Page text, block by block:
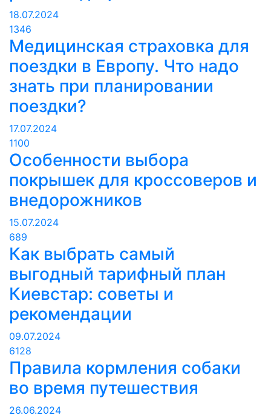
18.07.2024
1346
Медицинская страховка для
поездки в Европу. Что надо
знать при планировании
поездки?
17.07.2024
1100
Особенности выбора
покрышек для кроссоверов и
внедорожников
15.07.2024
689
Как выбрать самый
выгодный тарифный план
Киевстар: советы и
рекомендации
09.07.2024
6128
Правила кормления собаки
во время путешествия
26.06.2024